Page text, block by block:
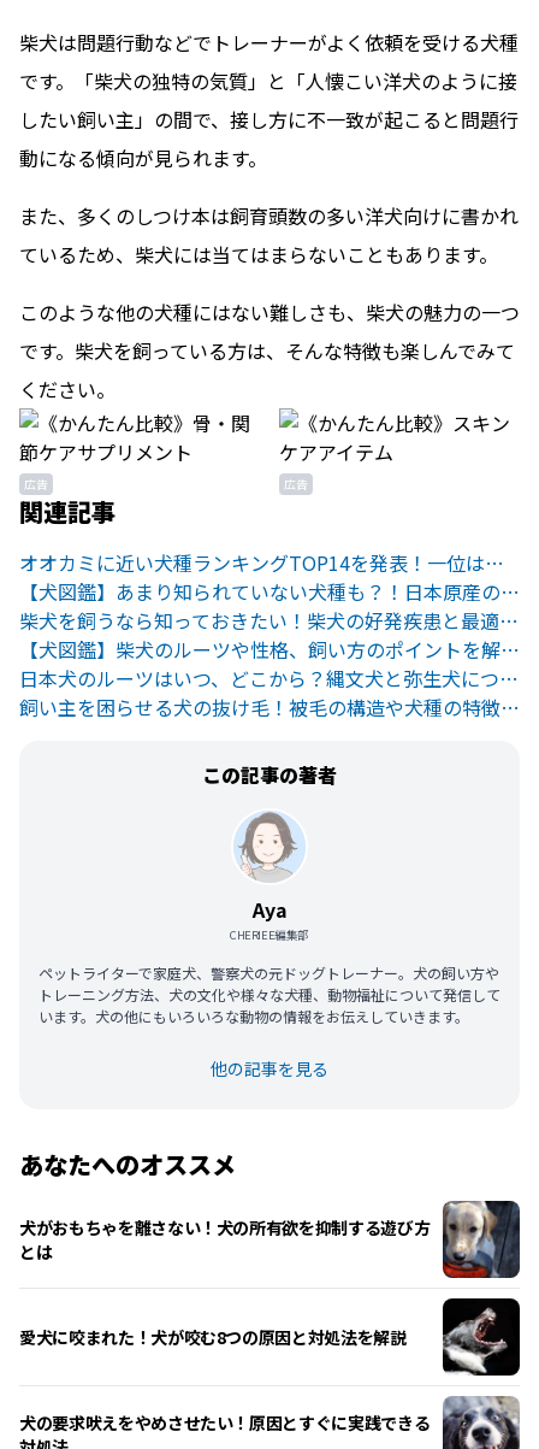
柴犬は問題行動などでトレーナーがよく依頼を受ける犬種
です。「柴犬の独特の気質」と「人懐こい洋犬のように接
したい飼い主」の間で、接し方に不一致が起こると問題行
動になる傾向が見られます。
また、多くのしつけ本は飼育頭数の多い洋犬向けに書かれ
ているため、柴犬には当てはまらないこともあります。
このような他の犬種にはない難しさも、柴犬の魅力の一つ
です。柴犬を飼っている方は、そんな特徴も楽しんでみて
ください。
広告 広告
関連記事
オオカミに近い犬種ランキングTOP14を発表！一位は身近なあの犬
【犬図鑑】あまり知られていない犬種も？！日本原産の犬たちをご紹介
柴犬を飼うなら知っておきたい！柴犬の好発疾患と最適な飼育環境
【犬図鑑】柴犬のルーツや性格、飼い方のポイントを解説！
日本犬のルーツはいつ、どこから？縄文犬と弥生犬について
飼い主を困らせる犬の抜け毛！被毛の構造や犬種の特徴を知ろう
この記事の著者
Aya
CHERIEE編集部
ペットライターで家庭犬、警察犬の元ドッグトレーナー。犬の飼い方や
トレーニング方法、犬の文化や様々な犬種、動物福祉について発信して
います。犬の他にもいろいろな動物の情報をお伝えしていきます。
他の記事を見る
あなたへのオススメ
犬がおもちゃを離さない！犬の所有欲を抑制する遊び方
とは
愛犬に咬まれた！犬が咬む8つの原因と対処法を解説
犬の要求吠えをやめさせたい！原因とすぐに実践できる